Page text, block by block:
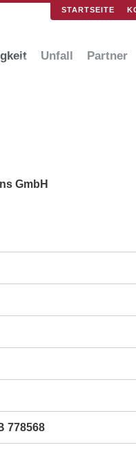
STARTSEITE
Unfall Partner
GmbH
778568